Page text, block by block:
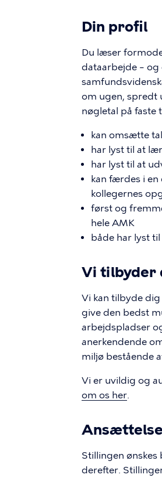
Din profil
Du læser
dataarbejde – og
om ugen, spredt
nøgletal på faste
kan omsætte
har lyst til at
har lyst til at
kan færdes i
kollegernes
først og
hele AMK
både har lyst
Vi tilbyder
Vi kan tilbyde
give den bedst
arbejdspladser
anerkendende
miljø bestående
Vi er uvildig og
om os her.
Stillingen
derefter.